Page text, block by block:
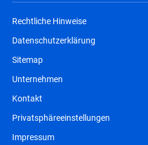
Rechtliche Hinweise
Datenschutzerklärung
Sitemap
Unternehmen
Kontakt
Privatsphäreeinstellungen
Impressum